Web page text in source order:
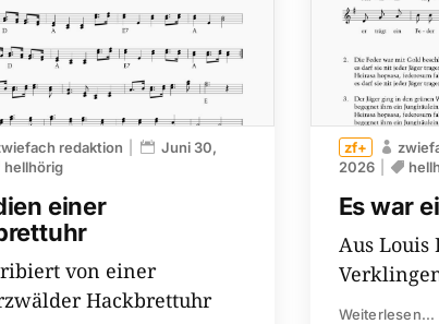
einer
redaktion
Juni 30,
hellhörig
von einer
Hackbrettuhr
Es war
2026
Aus Louis
Weiterlesen...